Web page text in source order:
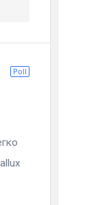
Poll